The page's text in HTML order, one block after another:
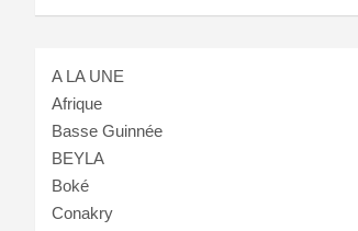
A LA UNE
Afrique
Basse Guinnée
BEYLA
Boké
Conakry